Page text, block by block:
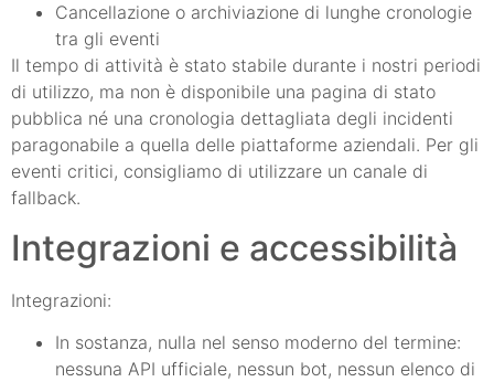
Cancellazione o archiviazione di lunghe cronologie
tra gli eventi
Il tempo di attività è stato stabile durante i nostri periodi
di utilizzo, ma non è disponibile una pagina di stato
pubblica né una cronologia dettagliata degli incidenti
paragonabile a quella delle piattaforme aziendali. Per gli
eventi critici, consigliamo di utilizzare un canale di
fallback.
Integrazioni e accessibilità
Integrazioni:
In sostanza, nulla nel senso moderno del termine:
nessuna API ufficiale, nessun bot, nessun elenco di